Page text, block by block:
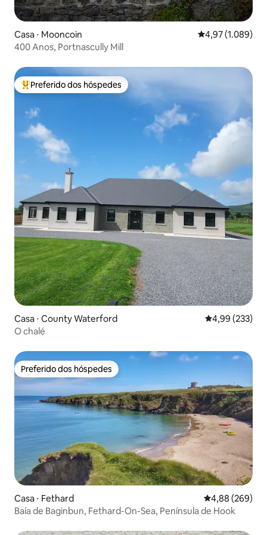
Casa ⋅ Mooncoin 4,97 de uma
4,97 (1.089)
400 Anos, Portnascully Mill
Entre os melhores preferidos dos hóspedes
Preferido dos hóspedes
Casa ⋅ County Waterford 4,99 de uma
4,99 (233)
O chalé
Preferido dos hóspedes
Preferido dos hóspedes
Casa ⋅ Fethard 4,88 de uma
4,88 (269)
Baía de Baginbun, Fethard-On-Sea, Península de Hook